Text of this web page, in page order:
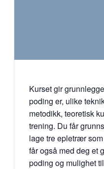
Kurset gir
poding er, ulike
metodikk, teoretisk
trening. Du får
lage tre epletrær
får også med deg et
poding og mulighet